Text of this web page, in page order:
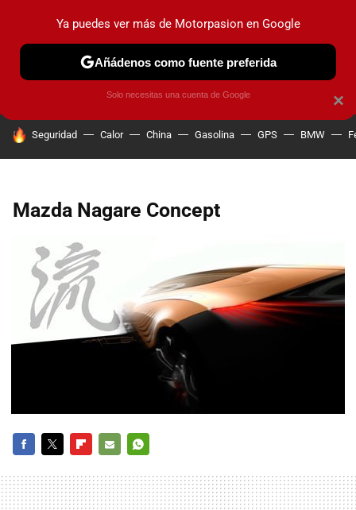
PRUEBAS COCHES ELÉCTRICOS OBSERVATORIO
HOY SE HABLA DE
Seguridad Calor China Gasolina GPS BMW
Mazda Nagare Concept
MAIL
×
Ya puedes ver más de Motorpasion en Google
Añádenos como fuente preferida
Solo necesitas una cuenta de Google